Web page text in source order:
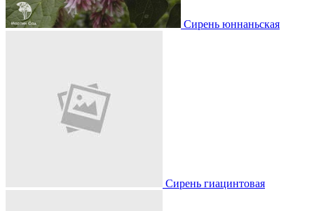
Сирень юннаньская
Сирень гиацинтовая